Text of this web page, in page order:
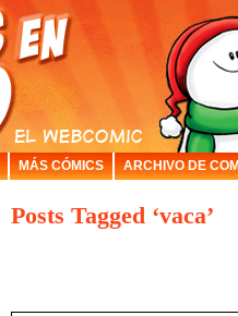
MÁS CÓMICS ARCHIVO DE
Posts Tagged ‘vaca’